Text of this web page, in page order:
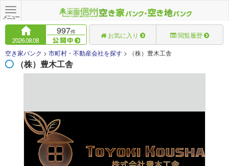
Toggle
navigation
メニュー
2026.08.08
997件 お気に入り 閲覧履歴
空き家バンク > 市町村・不動産会社を探す > （株）豊木工舎
（株）豊木工舎